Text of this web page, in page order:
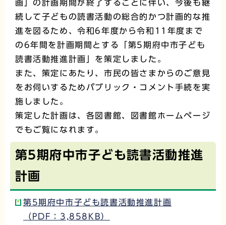
画」の計画期間が終了することに伴い、今後も継
続して子どもの読書活動の総合的かつ計画的な推
進を図るため、令和6年度から令和11年度まで
の6年間を計画期間とする「第5期府中市子ども
読書活動推進計画」を策定しました。
また、策定にあたり、市民の皆さまからのご意見
をお伺いするためパブリック・コメント手続を実
施しました。
策定した計画は、各図書館、図書館ホームページ
でもご覧になれます。
第5期府中市子ども読書活動推進
計画
第5期府中市子ども読書活動推進計画
（PDF：3,858KB）